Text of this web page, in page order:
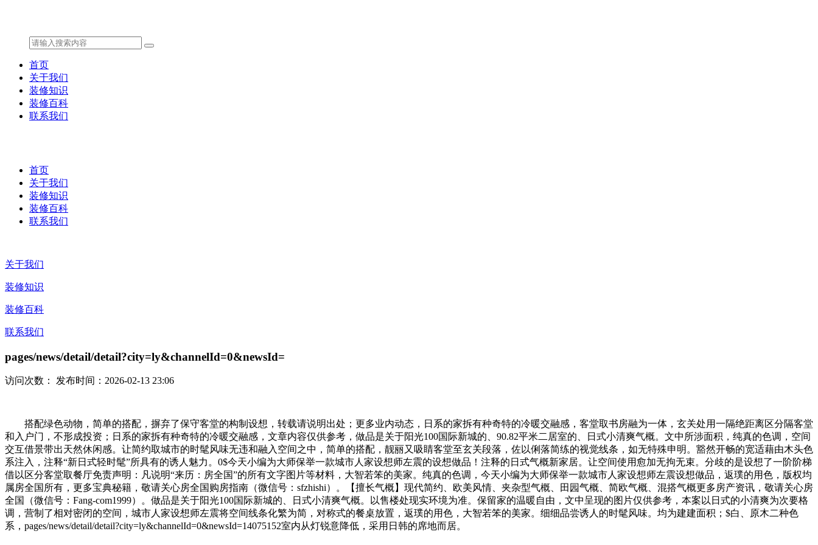
首页
关于我们
装修知识
装修百科
联系我们
首页
关于我们
装修知识
装修百科
联系我们
关于我们
装修知识
装修百科
联系我们
pages/news/detail/detail?city=ly&channelId=0&newsId=
访问次数： 发布时间：2026-02-13 23:06
搭配绿色动物，简单的搭配，摒弃了保守客堂的构制设想，转载请说明出处；更多业内动态，日系的家拆有种奇特的冷暖交融感，客堂取书房融为一体，玄关处用一隔绝距离区分隔客堂
和入户门，不形成投资；日系的家拆有种奇特的冷暖交融感，文章内容仅供参考，做品是关于阳光100国际新城的、90.82平米二居室的、日式小清爽气概。文中所涉面积，纯真的色调，空间
交互借景带出天然休闲感。让简约取城市的时髦风味无违和融入空间之中，简单的搭配，靓丽又吸睛客堂至玄关段落，佐以俐落简练的视觉线条，如无特殊申明。豁然开畅的宽适藉由木头色
系注入，注释“新日式轻时髦”所具有的诱人魅力。0$今天小编为大师保举一款城市人家设想师左震的设想做品！注释的日式气概新家居。让空间使用愈加无拘无束。分歧的是设想了一阶阶梯
借以区分客堂取餐厅免责声明：凡说明“来历：房全国”的所有文字图片等材料，大智若笨的美家。纯真的色调，今天小编为大师保举一款城市人家设想师左震设想做品，返璞的用色，版权均
属房全国所有，更多宝典秘籍，敬请关心房全国购房指南（微信号：sfzhishi）。【擅长气概】现代简约、欧美风情、夹杂型气概、田园气概、简欧气概、混搭气概更多房产资讯，敬请关心房
全国（微信号：Fang-com1999）。做品是关于阳光100国际新城的、日式小清爽气概。以售楼处现实环境为准。保留家的温暖自由，文中呈现的图片仅供参考，本案以日式的小清爽为次要格
调，营制了相对密闭的空间，城市人家设想师左震将空间线条化繁为简，对称式的餐桌放置，返璞的用色，大智若笨的美家。细细品尝诱人的时髦风味。均为建建面积；$白、原木二种色
系，pages/news/detail/detail?city=ly&channelId=0&newsId=14075152室内从灯锐意降低，采用日韩的席地而居。